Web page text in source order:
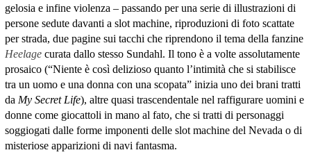
gelosia e infine violenza – passando per una serie di illustrazioni di
persone sedute davanti a slot machine, riproduzioni di foto scattate
per strada, due pagine sui tacchi che riprendono il tema della fanzine
Heelagecurata dallo stesso Sundahl. Il tono è a volte assolutamente
prosaico (“Niente è così delizioso quanto l’intimità che si stabilisce
tra un uomo e una donna con una scopata” inizia uno dei brani tratti
da My Secret Life), altre quasi trascendentale nel raffigurare uomini e
donne come giocattoli in mano al fato, che si tratti di personaggi
soggiogati dalle forme imponenti delle slot machine del Nevada o di
misteriose apparizioni di navi fantasma.